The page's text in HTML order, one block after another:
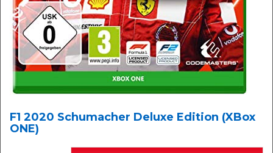
F1 2020 Schumacher Deluxe Edition (XBox
ONE)